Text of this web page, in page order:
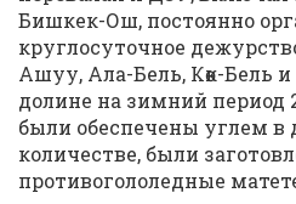
Бишкек-Ош, постоянно
круглосуточное
Ашуу, Ала-Бель, Көк-Бель
долине на зимний период
были обеспечены углем в
количестве, были
противогололедные